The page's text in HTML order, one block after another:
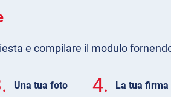
e compilare il modulo
Una tua foto 4. La tua